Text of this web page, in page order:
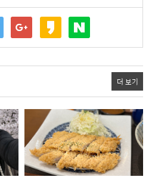
더 보기